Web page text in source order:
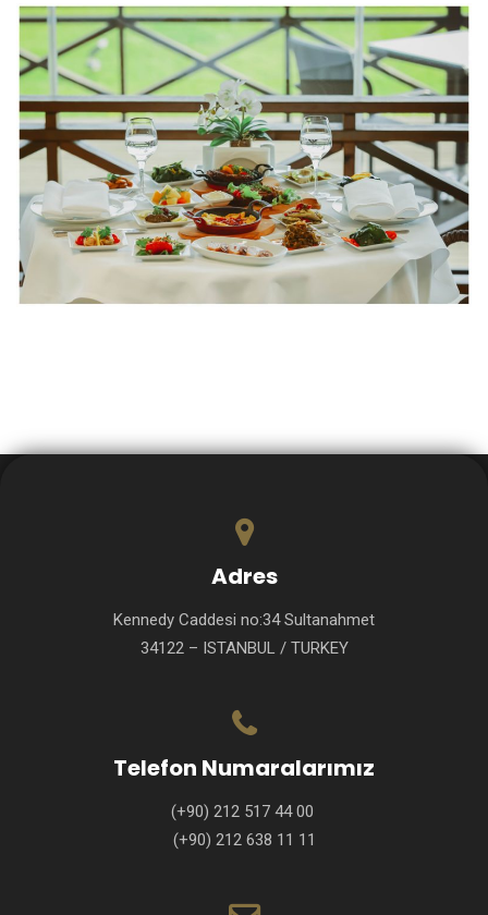
Adres
Kennedy Caddesi no:34 Sultanahmet
34122 – ISTANBUL / TURKEY
Telefon Numaralarımız
(+90) 212 517 44 00
(+90) 212 638 11 11